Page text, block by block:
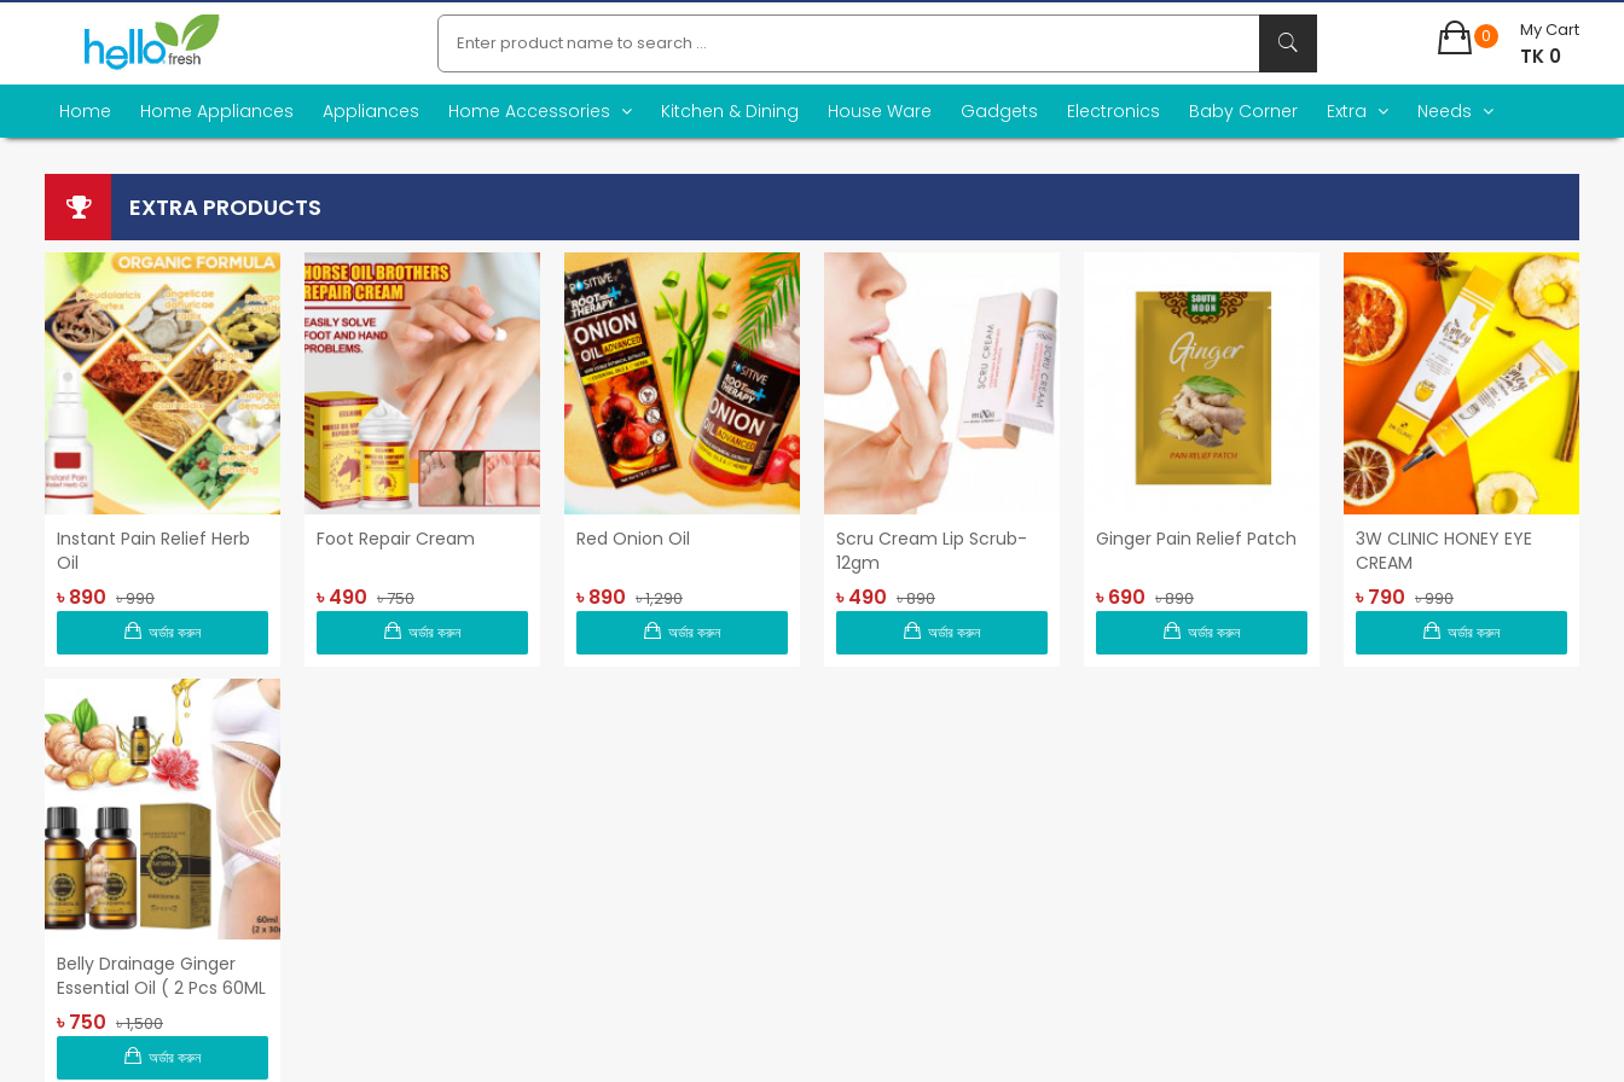
0 My Cart
TK 0
Home Home Appliances Appliances Home Accessories Kitchen & Dining House Ware Gadgets Electronics Baby Corner Extra Needs
EXTRA PRODUCTS
Instant Pain Relief Herb
Oil
৳ 890 ৳ 990
অর্ডার করুন
Foot Repair Cream
৳ 490 ৳ 750
অর্ডার করুন
Red Onion Oil
৳ 890 ৳ 1,290
অর্ডার করুন
Scru Cream Lip Scrub-
12gm
৳ 490 ৳ 890
অর্ডার করুন
Ginger Pain Relief Patch
৳ 690 ৳ 890
অর্ডার করুন
3W CLINIC HONEY EYE
CREAM
৳ 790 ৳ 990
অর্ডার করুন
Belly Drainage Ginger
Essential Oil ( 2 Pcs 60ML
750 Taka )
৳ 750 ৳ 1,500
অর্ডার করুন